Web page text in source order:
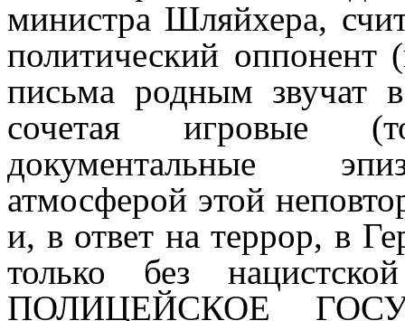
министра Шляйхера,
политический
письма родным звучат
сочетая игровые
документальные
атмосферой этой
и, в ответ на террор, в
только без
ПОЛИЦЕЙСКОЕ